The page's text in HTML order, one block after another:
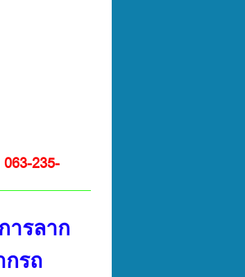
235-
ารลาก
กรถ